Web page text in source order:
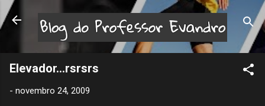
Pular para o conteúdo principal
Elevador...rsrsrs
- novembro 24, 2009